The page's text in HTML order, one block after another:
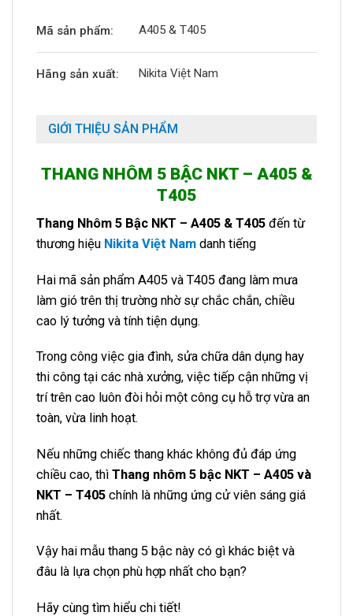
Mã sản phẩm: A405 & T405
Hãng sản xuất: Nikita Việt Nam
GIỚI THIỆU SẢN PHẨM
THANG NHÔM 5 BẬC NKT – A405 &
T405
Thang Nhôm 5 Bậc NKT – A405 & T405 đến từ
thương hiệu Nikita Việt Nam danh tiếng
Hai mã sản phẩm A405 và T405 đang làm mưa
làm gió trên thị trường nhờ sự chắc chắn, chiều
cao lý tưởng và tính tiện dụng.
Trong công việc gia đình, sửa chữa dân dụng hay
thi công tại các nhà xưởng, việc tiếp cận những vị
trí trên cao luôn đòi hỏi một công cụ hỗ trợ vừa an
toàn, vừa linh hoạt.
Nếu những chiếc thang khác không đủ đáp ứng
chiều cao, thì Thang nhôm 5 bậc NKT – A405 và
NKT – T405 chính là những ứng cử viên sáng giá
nhất.
Vậy hai mẫu thang 5 bậc này có gì khác biệt và
đâu là lựa chọn phù hợp nhất cho bạn?
Hãy cùng tìm hiểu chi tiết!